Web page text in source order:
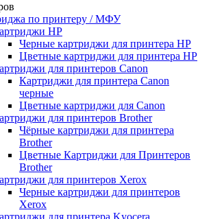
по принтеру / МФУ
HP
Черные картриджи для принтера HP
Цветные картриджи для принтера HP
для принтеров Сanon
Картриджи для принтера Сanon
черные
Цветные картриджи для Сanon
для принтеров Brother
Чёрные картриджи для принтера
Brother
Цветные Картриджи для Принтеров
Brother
для принтеров Xerox
Черные картриджи для принтеров
Xerox
для принтера Kyocera